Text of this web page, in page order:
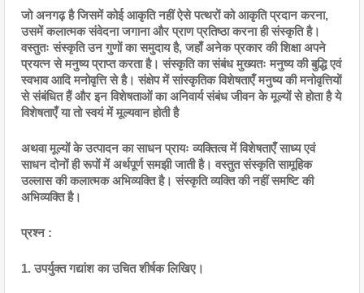
जो अनगढ़ है जिसमें कोई आकृति नहीं ऐसे पत्थरों को आकृति प्रदान करना,
उसमें कलात्मक संवेदना जगाना और प्राण प्रतिष्ठा करना ही संस्कृति है।
वस्तुतः संस्कृति उन गुणों का समुदाय है, जहाँ अनेक प्रकार की शिक्षा अपने
प्रयत्न से मनुष्य प्राप्त करता है। संस्कृति का संबंध मुख्यतः मनुष्य की बुद्धि एवं
स्वभाव आदि मनोवृत्ति से है। संक्षेप में सांस्कृतिक विशेषताएँ मनुष्य की मनोवृत्तियों
से संबंधित हैं और इन विशेषताओं का अनिवार्य संबंध जीवन के मूल्यों से होता है ये
विशेषताएँ या तो स्वयं में मूल्यवान होती है
अथवा मूल्यों के उत्पादन का साधन प्रायः व्यक्तित्व में विशेषताएँ साध्य एवं
साधन दोनों ही रूपों में अर्थपूर्ण समझी जाती है। वस्तुत संस्कृति सामूहिक
उल्लास की कलात्मक अभिव्यक्ति है। संस्कृति व्यक्ति की नहीं समष्टि की
अभिव्यक्ति है।
प्रश्न :
1. उपर्युक्त गद्यांश का उचित शीर्षक लिखिए।